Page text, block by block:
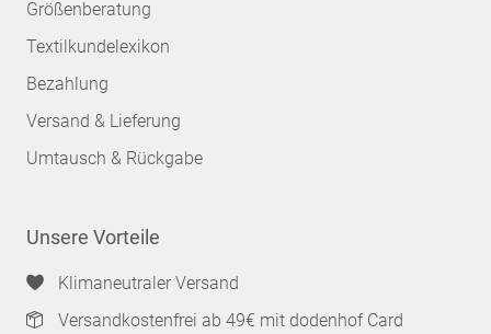
Größenberatung
Textilkundelexikon
Bezahlung
Versand & Lieferung
Umtausch & Rückgabe
Unsere Vorteile
Klimaneutraler Versand
Versandkostenfrei ab 49€ mit dodenhof Card